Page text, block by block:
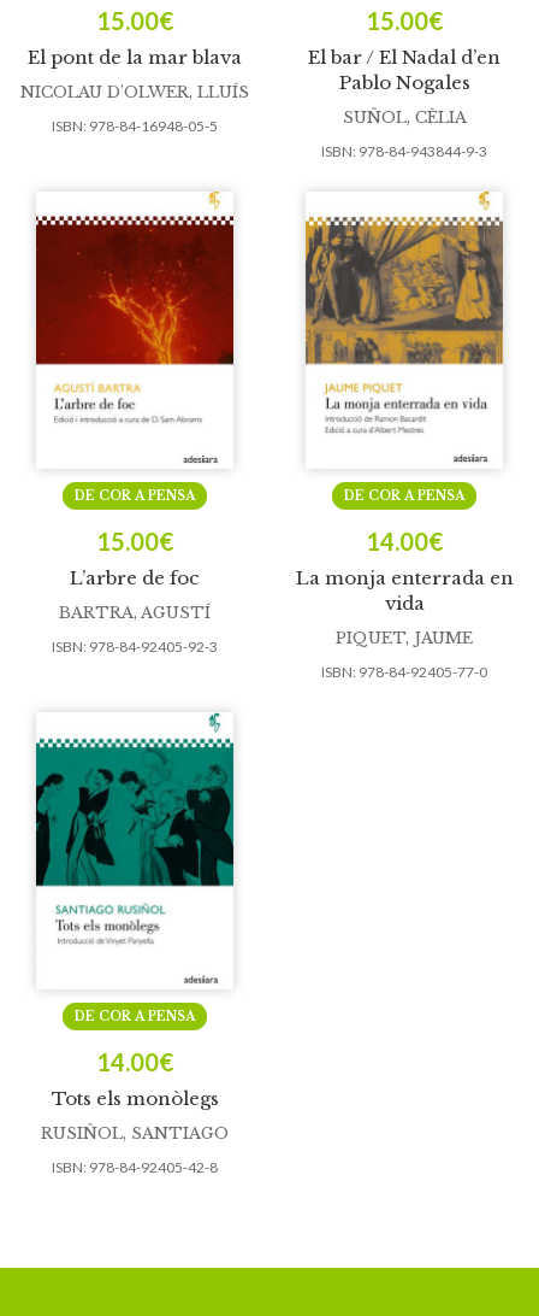
El pont de la mar blava
15.00€
NICOLAU D’OLWER, LLUÍS
ISBN: 978-84-16948-05-5
El bar / El Nadal d’en
Pablo Nogales
15.00€
SUÑOL, CÈLIA
ISBN: 978-84-943844-9-3
L’arbre de foc
DE COR A PENSA
15.00€
BARTRA, AGUSTÍ
ISBN: 978-84-92405-92-3
La monja enterrada en
vida
DE COR A PENSA
14.00€
PIQUET, JAUME
ISBN: 978-84-92405-77-0
Tots els monòlegs
DE COR A PENSA
14.00€
RUSIÑOL, SANTIAGO
ISBN: 978-84-92405-42-8